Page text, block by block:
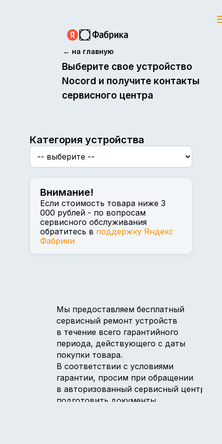
← на главную
Выберите свое устройство
Nocord и получите контакты
сервисного центра
Категория устройства
Внимание!
Если стоимость товара ниже 3
000 рублей - по вопросам
сервисного обслуживания
обратитесь в поддержку Яндекс
Фабрики
Мы предоставляем бесплатный
сервисный ремонт устройств
в течение всего гарантийного
периода, действующего с даты
покупки товара.
В соответствии с условиями
гарантии, просим при обращении
в авторизованный сервисный центр
подготовить документы,